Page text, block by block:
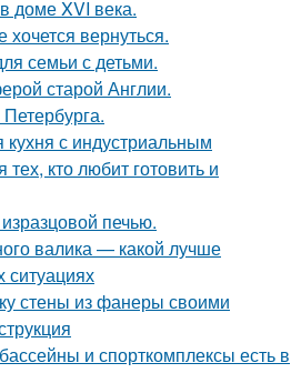
доме XVI века.
вернуться.
семьи с детьми.
старой Англии.
с индустриальным
кто любит готовить и
печью.
валика — какой лучше
ситуациях
стены из фанеры своими
и спорткомплексы есть в